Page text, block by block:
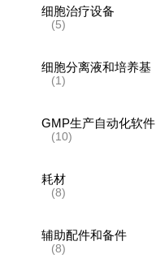
细胞治疗设备
(5)
细胞分离液和培养基
(1)
GMP生产自动化软件
(10)
耗材
(8)
辅助配件和备件
(8)